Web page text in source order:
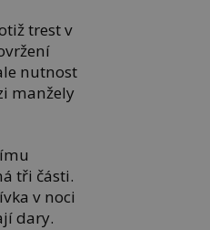
trest v
nutnost
manžely
tři části.
v noci
dary.